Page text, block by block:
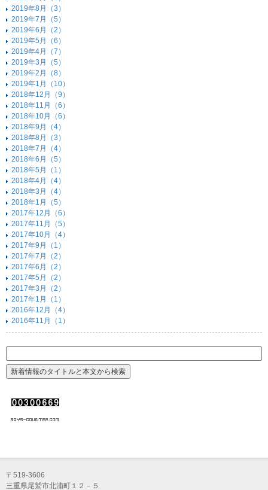
2019年8月（3）
2019年7月（5）
2019年6月（2）
2019年5月（6）
2019年4月（7）
2019年3月（5）
2019年2月（8）
2019年1月（10）
2018年12月（9）
2018年11月（6）
2018年10月（6）
2018年9月（4）
2018年8月（3）
2018年7月（4）
2018年6月（5）
2018年5月（1）
2018年4月（4）
2018年3月（4）
2018年1月（5）
2017年12月（6）
2017年11月（5）
2017年10月（4）
2017年9月（1）
2017年7月（2）
2017年6月（2）
2017年5月（2）
2017年3月（2）
2017年1月（1）
2016年12月（4）
2016年11月（1）
〒519-3606
三重県尾鷲市北浦町１２－５